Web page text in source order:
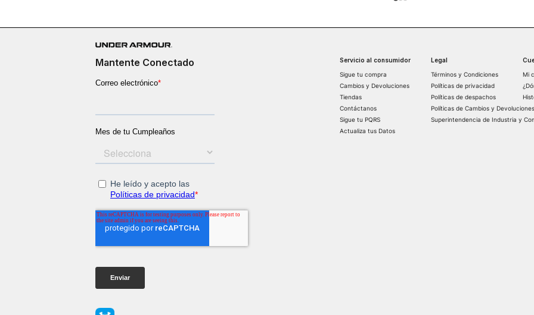
Mantente Conectado
Servicio al consumidor
Sigue tu compra
Cambios y Devoluciones
Tiendas
Contáctanos
Sigue tu PQRS
Actualiza tus Datos
Legal
Términos y Condiciones
Políticas de privacidad
Políticas de despachos
Políticas de Cambios y Devoluciones
Superintendencia de Industria y
Mi